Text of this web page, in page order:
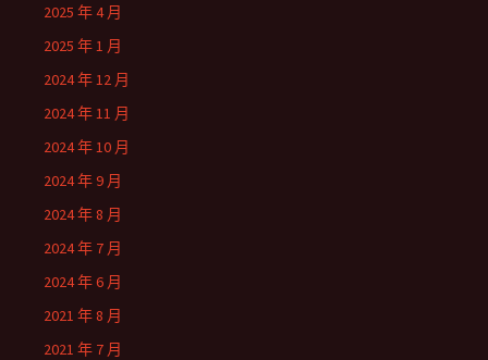
2025 年 4 月
2025 年 1 月
2024 年 12 月
2024 年 11 月
2024 年 10 月
2024 年 9 月
2024 年 8 月
2024 年 7 月
2024 年 6 月
2021 年 8 月
2021 年 7 月